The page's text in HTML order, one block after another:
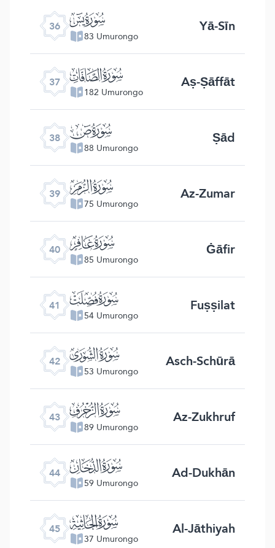
36 ﮰ
83 Umurongo Yā-Sīn
37 ﮱ
182 Umurongo Aṣ-Ṣāffāt
38 ﯓ
88 Umurongo Ṣād
39 ﯔ
75 Umurongo Az-Zumar
40 ﯕ
85 Umurongo Ġāfir
41 ﯖ
54 Umurongo Fuṣṣilat
42 ﯗ
53 Umurongo Asch-Schūrā
43 ﯘ
89 Umurongo Az-Zukhruf
44 ﯙ
59 Umurongo Ad-Dukhān
45 ﯚ
37 Umurongo Al-Jāthiyah